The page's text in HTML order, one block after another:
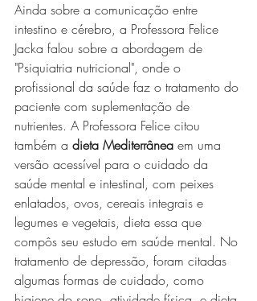
Ainda sobre a comunicação entre
intestino e cérebro, a Professora Felice
Jacka falou sobre a abordagem de
"Psiquiatria nutricional", onde o
profissional da saúde faz o tratamento do
paciente com suplementação de
nutrientes. A Professora Felice citou
também a dieta Mediterrânea em uma
versão acessível para o cuidado da
saúde mental e intestinal, com peixes
enlatados, ovos, cereais integrais e
legumes e vegetais, dieta essa que
compôs seu estudo em saúde mental. No
tratamento de depressão, foram citadas
algumas formas de cuidado, como